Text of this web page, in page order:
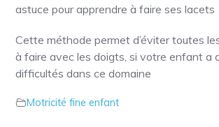
astuce pour apprendre à faire ses lacets
Cette méthode permet d’éviter toutes
à faire avec les doigts, si votre enfant a
difficultés dans ce domaine
Motricité fine enfant